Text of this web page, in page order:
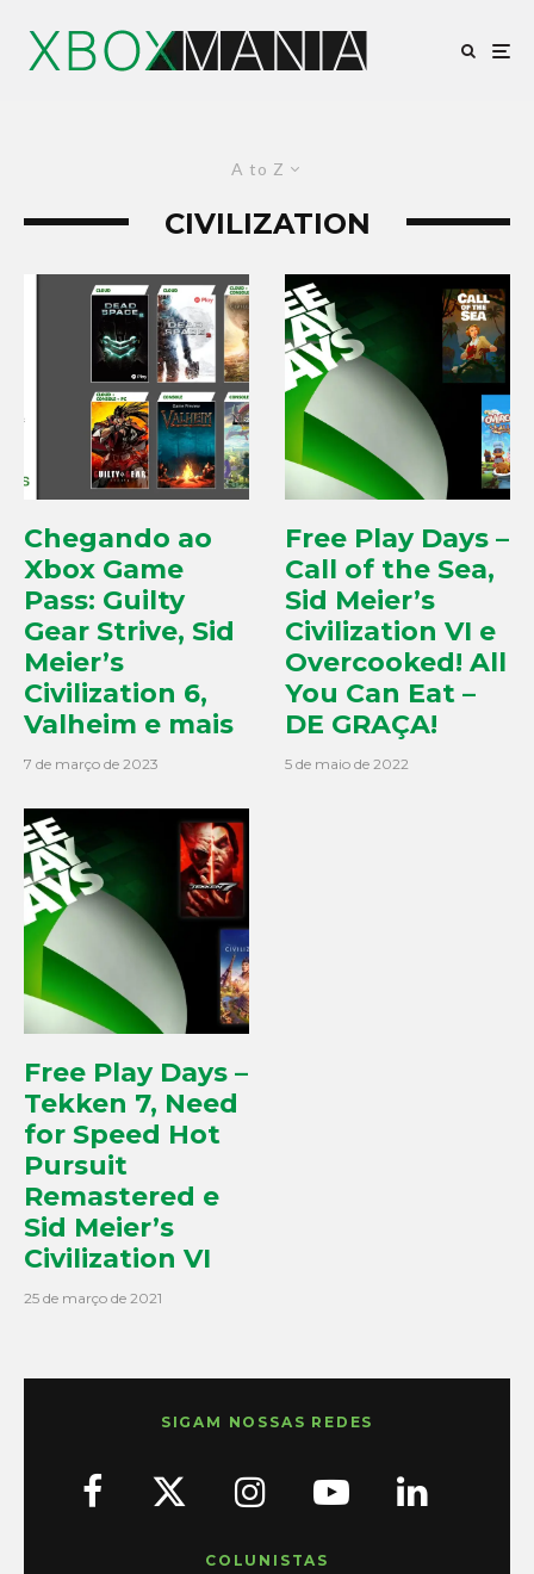
A to Z
CIVILIZATION
Chegando ao
Xbox Game
Pass: Guilty
Gear Strive, Sid
Meier’s
Civilization 6,
Valheim e mais
7 de março de 2023
Free Play Days –
Tekken 7, Need
for Speed Hot
Pursuit
Remastered e
Sid Meier’s
Civilization VI
25 de março de 2021
Free Play Days –
Call of the Sea,
Sid Meier’s
Civilization VI e
Overcooked! All
You Can Eat –
DE GRAÇA!
5 de maio de 2022
SIGAM NOSSAS REDES
COLUNISTAS